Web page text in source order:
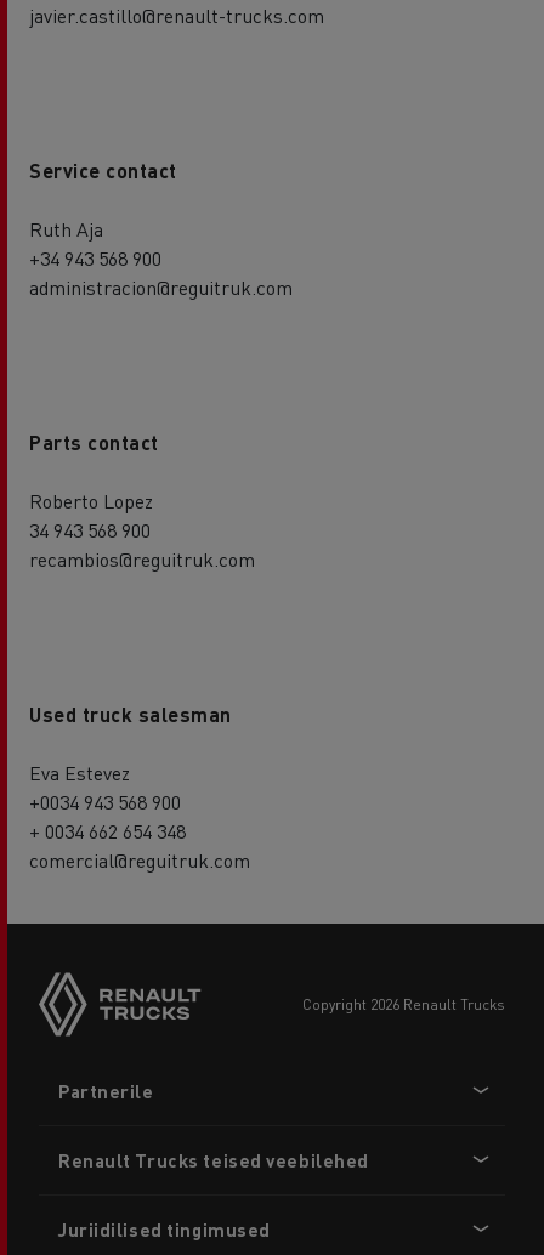
javier.castillo@renault-trucks.com
Service contact
Ruth Aja
+34 943 568 900
administracion@reguitruk.com
Parts contact
Roberto Lopez
34 943 568 900
recambios@reguitruk.com
Used truck salesman
Eva Estevez
+0034 943 568 900
+ 0034 662 654 348
comercial@reguitruk.com
copyright 2026 Renault Trucks
menu
Partnerile
Renault Trucks teised veebilehed
Juriidilised tingimused